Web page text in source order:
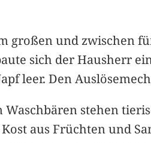
großen und zwischen
sich der Hausherr
leer. Den
Waschbären stehen
aus Früchten und